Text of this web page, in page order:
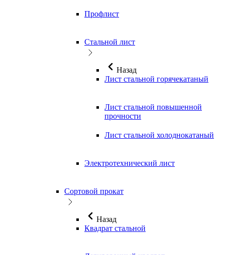
Профлист
Стальной лист
Назад
Лист стальной горячекатаный
Лист стальной повышенной
прочности
Лист стальной холоднокатаный
Электротехнический лист
Сортовой прокат
Назад
Квадрат стальной